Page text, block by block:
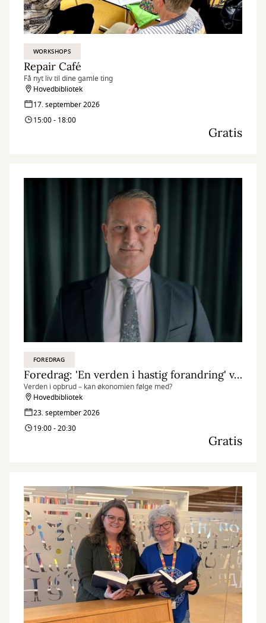
WORKSHOPS
Repair Café
Få nyt liv til dine gamle ting
Hovedbibliotek
17. september 2026
15:00 - 18:00
Gratis
FOREDRAG
Foredrag: 'En verden i hastig forandring' v/ topøkonom og redaktør Ulrik Bie
Verden i opbrud – kan økonomien følge med?
Hovedbibliotek
23. september 2026
19:00 - 20:30
Gratis